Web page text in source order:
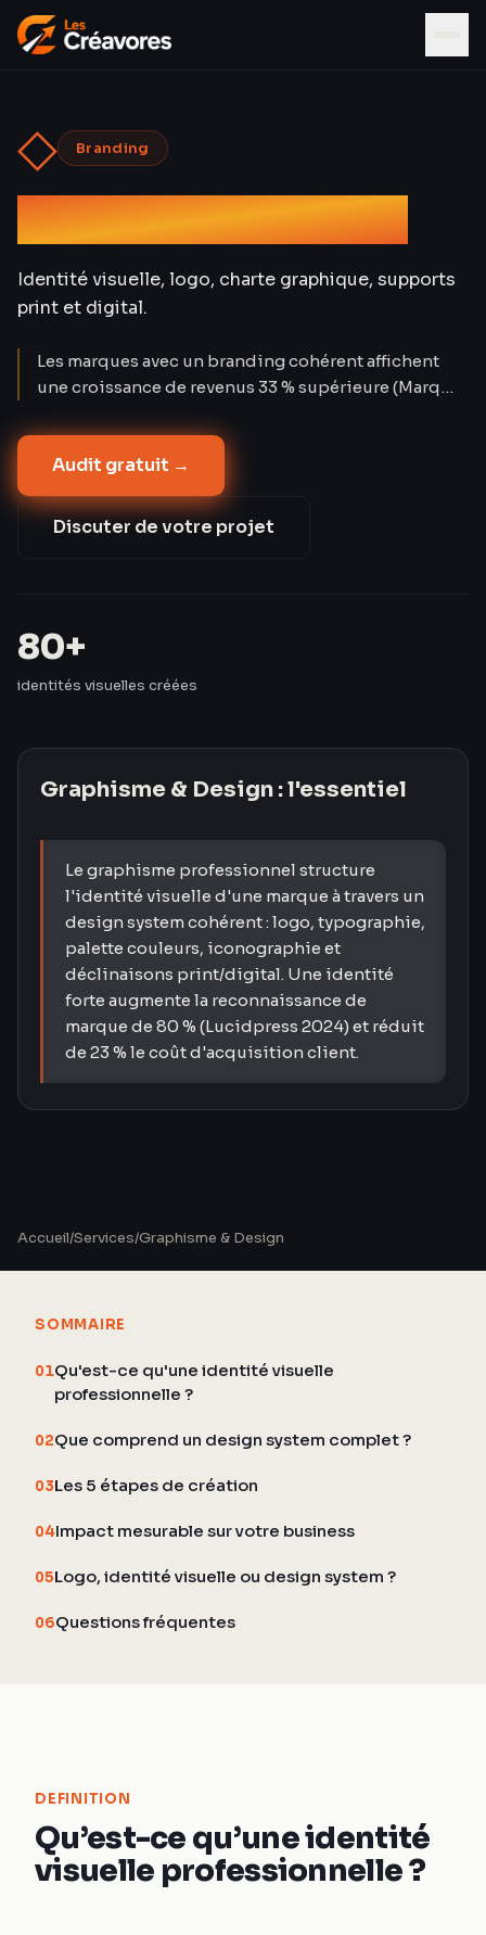
◇ Branding
Graphisme & Design
Identité visuelle, logo, charte graphique, supports
print et digital.
Les marques avec un branding cohérent affichent
une croissance de revenus 33 % supérieure (Marq
visuel complet — du favicon à l'enseigne — qui
construit la confiance. Les Créavores ont conçu 80+
identités visuelles pour des PME en Moselle et en
France.
Audit gratuit →
Discuter de votre projet
80+
identités visuelles créées
Graphisme & Design : l'essentiel
Le graphisme professionnel structure
l'identité visuelle d'une marque à travers un
design system cohérent : logo, typographie,
palette couleurs, iconographie et
déclinaisons print/digital. Une identité
forte augmente la reconnaissance de
marque de 80 % (Lucidpress 2024) et réduit
de 23 % le coût d'acquisition client.
Accueil/Services/Graphisme & Design
SOMMAIRE
01Qu'est-ce qu'une identité visuelle
professionnelle ?
02Que comprend un design system complet ?
03Les 5 étapes de création
04Impact mesurable sur votre business
05Logo, identité visuelle ou design system ?
06Questions fréquentes
DEFINITION
Qu’est-ce qu’une identité
visuelle professionnelle ?